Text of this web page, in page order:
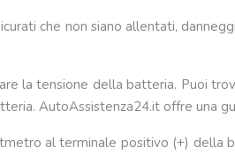
che non siano allentati,
la tensione della batteria. Puoi
AutoAssistenza24.it offre una
al terminale positivo (+)